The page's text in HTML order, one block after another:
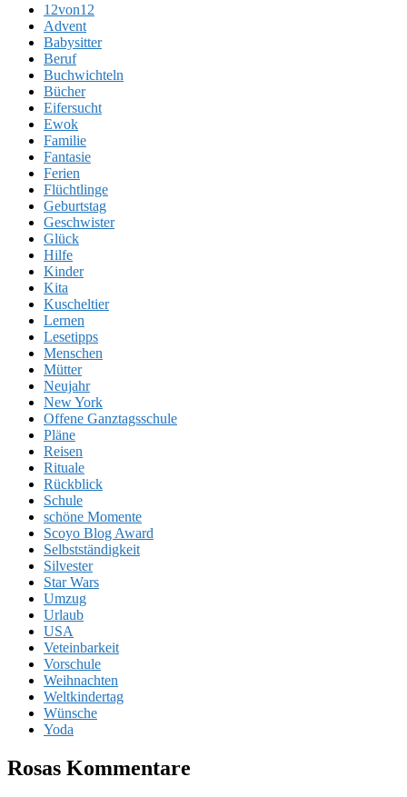
12von12
Advent
Babysitter
Beruf
Buchwichteln
Bücher
Eifersucht
Ewok
Familie
Fantasie
Ferien
Flüchtlinge
Geburtstag
Geschwister
Glück
Hilfe
Kinder
Kita
Kuscheltier
Lernen
Lesetipps
Menschen
Mütter
Neujahr
New York
Offene Ganztagsschule
Pläne
Reisen
Rituale
Rückblick
Schule
schöne Momente
Scoyo Blog Award
Selbstständigkeit
Silvester
Star Wars
Umzug
Urlaub
USA
Veteinbarkeit
Vorschule
Weihnachten
Weltkindertag
Wünsche
Yoda
Rosas Kommentare